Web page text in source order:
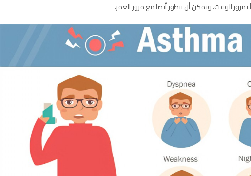
بمرور الوقت. ويمكن أن يتطور أيضا مع مرور العمر.